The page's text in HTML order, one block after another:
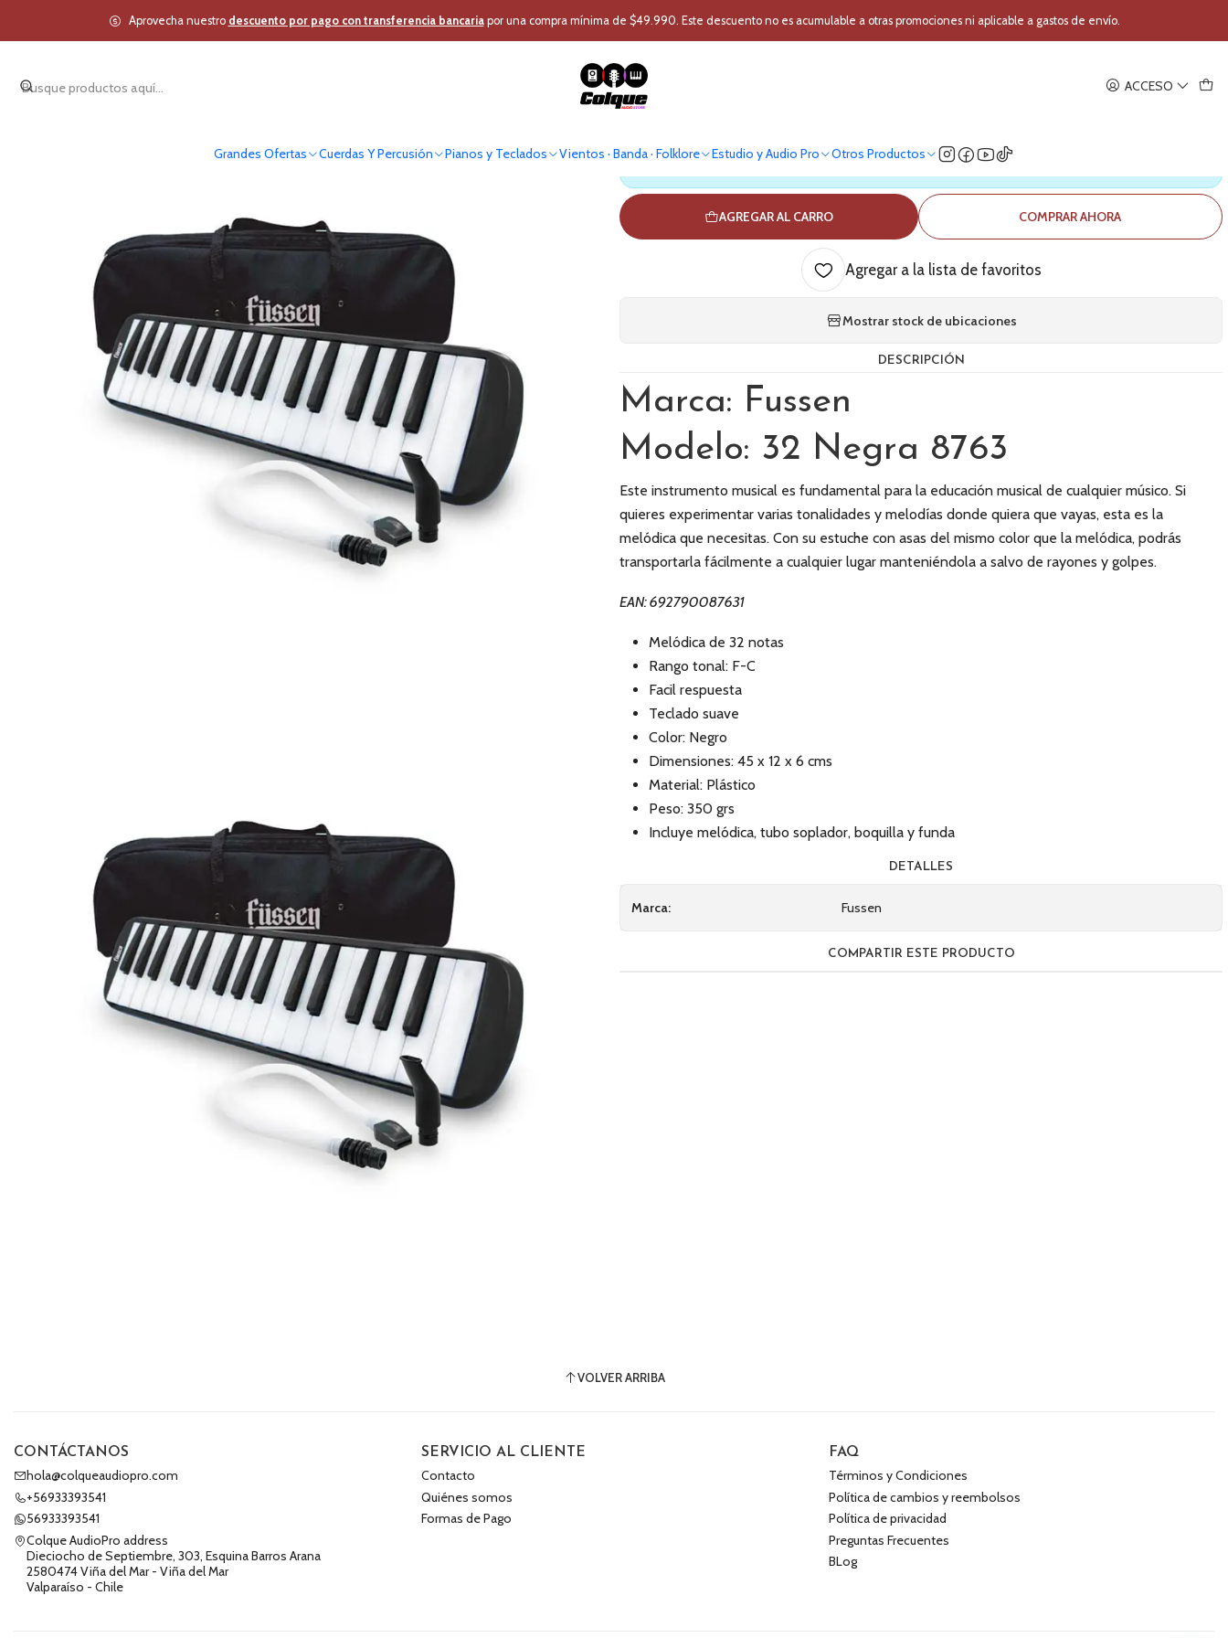
ACCESO
Grandes Ofertas Cuerdas Y Percusión Pianos y Teclados Vientos · Banda · Folklore Estudio y Audio Pro Otros Productos
Aprovecha nuestro descuento por pago con transferencia bancariapor una compra mínima de $49.990. Este descuento no es acumulable a otras promociones ni aplicable a gastos de envío.
Inicio Vientos · Banda · Folklore Instrumento Viento Melódica Melodica Fussen 32 Negra 08763
Melodica Fussen 32 Negra 08763
Antes de comprar verifica nuestro stock
AGREGAR AL CARRO COMPRAR AHORA
Agregar a la lista de favoritos
Mostrar stock de ubicaciones
DESCRIPCIÓN
Marca: Fussen
Modelo: 32 Negra 8763
Este instrumento musical es fundamental para la educación musical de cualquier músico. Si
quieres experimentar varias tonalidades y melodías donde quiera que vayas, esta es la
melódica que necesitas. Con su estuche con asas del mismo color que la melódica, podrás
transportarla fácilmente a cualquier lugar manteniéndola a salvo de rayones y golpes.
EAN: 692790087631
Melódica de 32 notas
Rango tonal: F-C
Facil respuesta
Teclado suave
Color: Negro
Dimensiones: 45 x 12 x 6 cms
Material: Plástico
Peso: 350 grs
Incluye melódica, tubo soplador, boquilla y funda
DETALLES
Marca: Fussen
COMPARTIR ESTE PRODUCTO
VOLVER ARRIBA
CONTÁCTANOS
hola@colqueaudiopro.com
+56933393541
56933393541
Colque AudioPro address
Dieciocho de Septiembre, 303, Esquina Barros Arana
2580474 Viña del Mar - Viña del Mar
Valparaíso - Chile
SERVICIO AL CLIENTE
Contacto
Quiénes somos
Formas de Pago
FAQ
Términos y Condiciones
Política de cambios y reembolsos
Política de privacidad
Preguntas Frecuentes
BLog